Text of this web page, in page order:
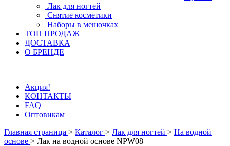
Лак для ногтей
Снятие косметики
Наборы в мешочках
ТОП ПРОДАЖ
ДОСТАВКА
О БРЕНДЕ
Акция!
КОНТАКТЫ
FAQ
Оптовикам
Главная страница > Каталог > Лак для ногтей > На водной
основе > Лак на водной основе NPW08